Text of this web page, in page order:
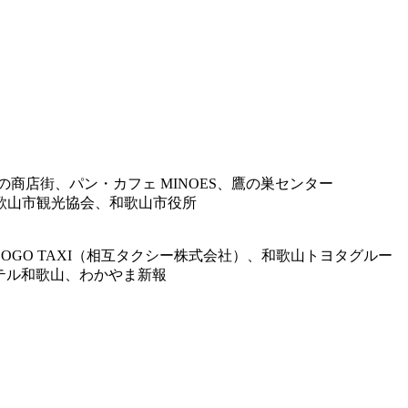
店街、パン・カフェ MINOES、鷹の巣センター
山市観光協会、和歌山市役所
TAXI（相互タクシー株式会社）、和歌山トヨタグルー
和歌山、わかやま新報